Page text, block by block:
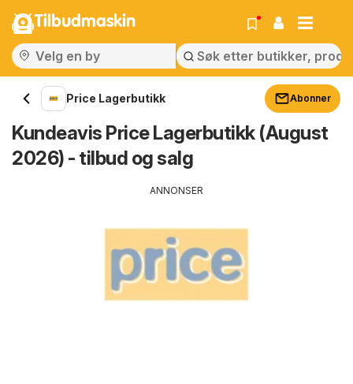
Tilbudmaskin
Price Lagerbutikk Abonner
Kundeavis Price Lagerbutikk (August
2026) - tilbud og salg
ANNONSER